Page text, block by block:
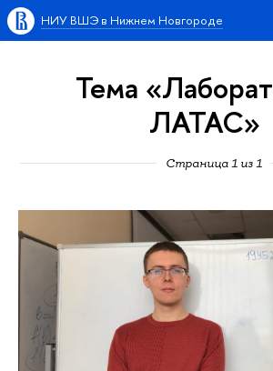
НИУ ВШЭ в Нижнем Новгороде
Тема
ЛАТАС»
Страница 1 из 1